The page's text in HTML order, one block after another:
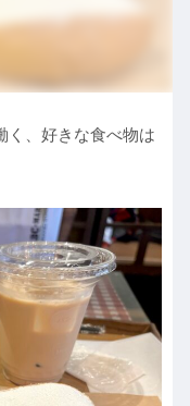
く、好きな食べ物は